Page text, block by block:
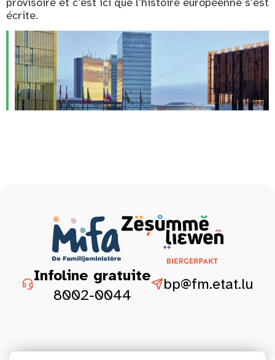
écrite.
Infoline gratuite
8002-0044
bp@fm.etat.lu